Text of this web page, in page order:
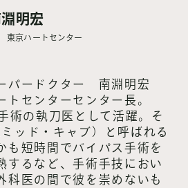
Dr.南淵明宏】外科
65話
Dr.南淵明宏】外科
64話
登録して読む
Dr.南淵明宏】外科
登録して読む
明宏
東京ハートセンター
パードクター 南淵明宏
センターセンター長。
術の執刀医として活躍。そ
ッド・キャブ）と呼ばれる
も短時間でバイパス手術を
するなど、手術手技におい
科医の間で彼を崇めないも